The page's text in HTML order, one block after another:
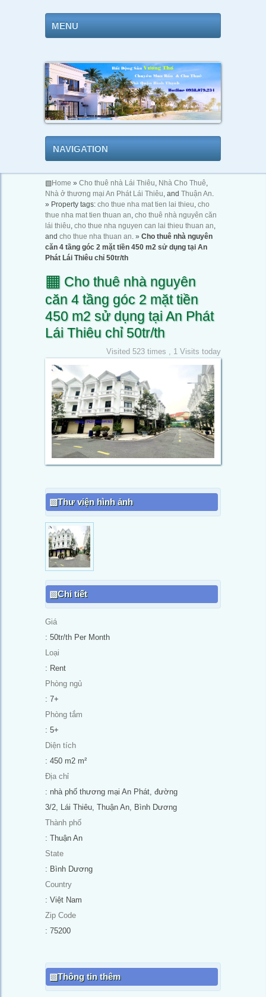
MENU
NAVIGATION
▧Home » Cho thuê nhà Lái Thiêu, Nhà Cho Thuê,
Nhà ở thương mại An Phát Lái Thiêu, and Thuận An.
» Property tags: cho thue nha mat tien lai thieu, cho
thue nha mat tien thuan an, cho thuê nhà nguyên căn
lái thiêu, cho thue nha nguyen can lai thieu thuan an,
and cho thue nha thuan an. » Cho thuê nhà nguyên
căn 4 tầng góc 2 mặt tiền 450 m2 sử dụng tại An
Phát Lái Thiêu chỉ 50tr/th
▦ Cho thuê nhà nguyên
căn 4 tầng góc 2 mặt tiền
450 m2 sử dụng tại An Phát
Lái Thiêu chỉ 50tr/th
Visited 523 times , 1 Visits today
Thư viện hình ảnh
Chi tiết
Giá
: 50tr/th Per Month
Loại
: Rent
Phòng ngủ
: 7+
Phòng tắm
: 5+
Diện tích
: 450 m2 m²
Địa chỉ
: nhà phố thương mại An Phát, đường
3/2, Lái Thiêu, Thuận An, Bình Dương
Thành phố
: Thuận An
State
: Bình Dương
Country
: Việt Nam
Zip Code
: 75200
Thông tin thêm